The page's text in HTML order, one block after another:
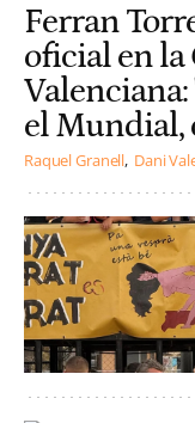
Ferran
oficial en
el Mundial,
Raquel Granell Dani